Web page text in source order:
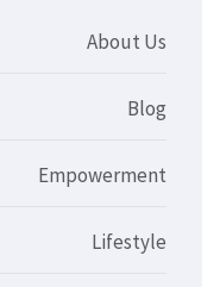
About Us
Blog
Empowerment
Lifestyle